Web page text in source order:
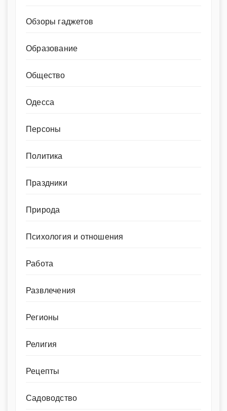
Обзоры гаджетов
Образование
Общество
Одесса
Персоны
Политика
Праздники
Природа
Психология и отношения
Работа
Развлечения
Регионы
Религия
Рецепты
Садоводство